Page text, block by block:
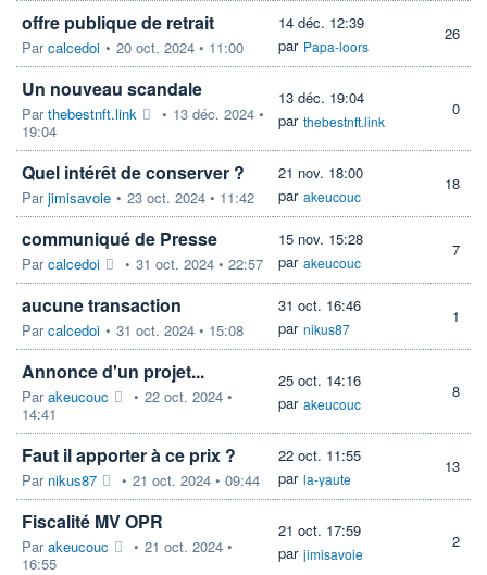
offre publique de retrait
Parcalcedoi • 20 oct. 2024 • 11:00
14 déc. 12:39
par Papa-loors
26
Un nouveau scandale
Parthebestnft.link • 13 déc. 2024 •
19:04
13 déc. 19:04
par thebestnft.link
0
Quel intérêt de conserver ?
Parjimisavoie • 23 oct. 2024 • 11:42
21 nov. 18:00
par akeucouc
18
communiqué de Presse
Parcalcedoi • 31 oct. 2024 • 22:57
15 nov. 15:28
par akeucouc
7
aucune transaction
Parcalcedoi • 31 oct. 2024 • 15:08
31 oct. 16:46
par nikus87
1
Annonce d'un projet...
Parakeucouc • 22 oct. 2024 •
14:41
25 oct. 14:16
par akeucouc
8
Faut il apporter à ce prix ?
Par nikus87 • 21 oct. 2024 • 09:44
22 oct. 11:55
par la-yaute
13
Fiscalité MV OPR
Parakeucouc • 21 oct. 2024 •
16:55
21 oct. 17:59
par jimisavoie
2